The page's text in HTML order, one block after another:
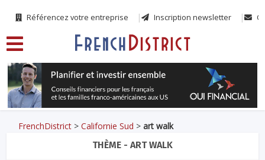
Référencez votre entreprise Inscription newsletter
FrenchDistrict >Californie Sud >art walk
THÈME - ART WALK